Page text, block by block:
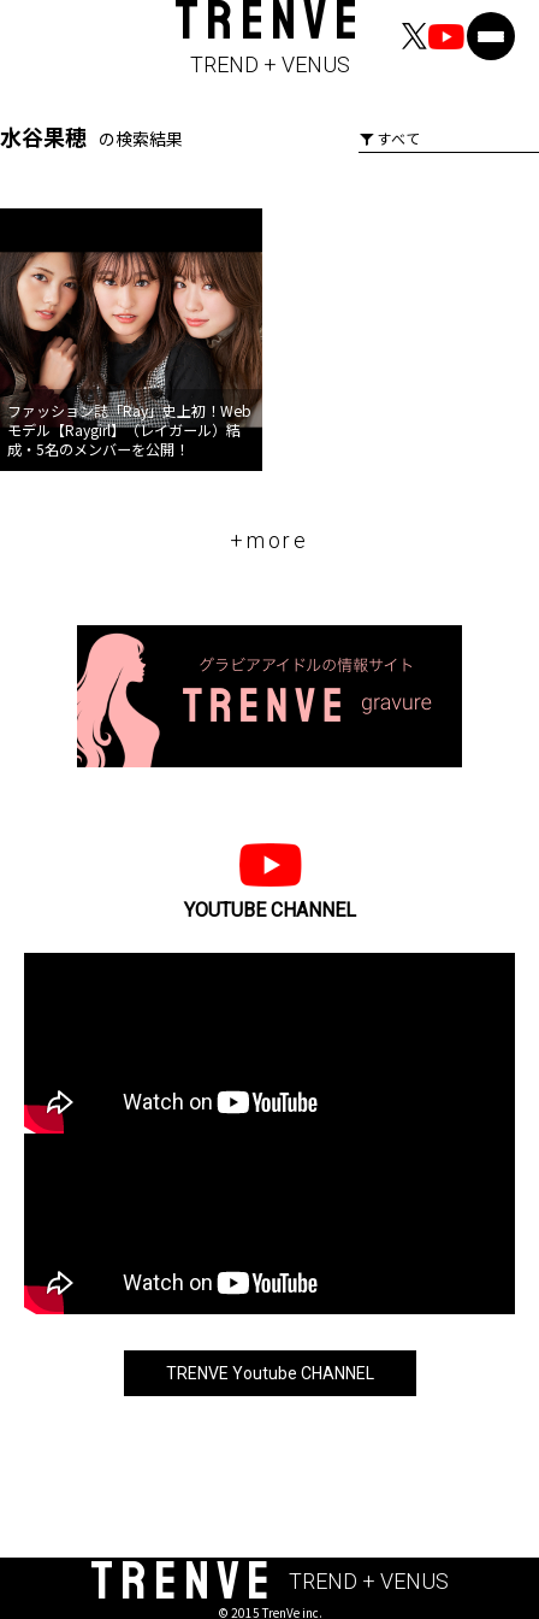
TRENVE
TREND + VENUS
水谷果穂 の検索結果
ファッション誌「Ray」史上初！Web
モデル【Raygirl】（レイガール）結
成・5名のメンバーを公開！
+more
YOUTUBE CHANNEL
TRENVE Youtube CHANNEL
TRENVE TREND + VENUS
© 2015 TrenVe inc.